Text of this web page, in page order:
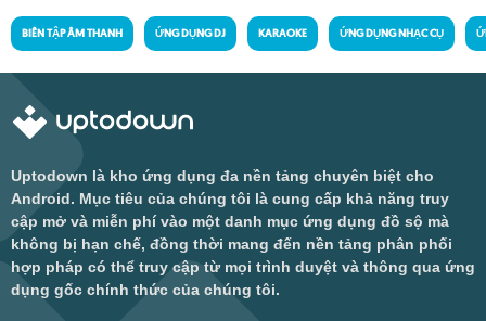
BIÊN TẬP ÂM THANH ỨNG DỤNG DJ KARAOKE ỨNG DỤNG NHẠC CỤ
Uptodown là kho ứng dụng đa nền tảng chuyên biệt cho
Android. Mục tiêu của chúng tôi là cung cấp khả năng truy
cập mở và miễn phí vào một danh mục ứng dụng đồ sộ mà
không bị hạn chế, đồng thời mang đến nền tảng phân phối
hợp pháp có thể truy cập từ mọi trình duyệt và thông qua ứng
dụng gốc chính thức của chúng tôi.